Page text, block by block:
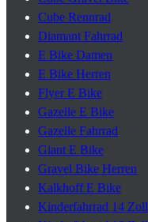
Cube Rennrad
Diamant Fahrrad
E Bike Damen
E Bike Herren
Flyer E Bike
Gazelle E Bike
Gazelle Fahrrad
Giant E Bike
Gravel Bike Herren
Kalkhoff E Bike
Kinderfahrrad 14 Zoll